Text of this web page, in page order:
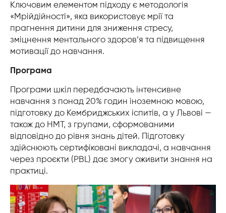
Ключовим елементом підходу є методологія
«Мрійдійності», яка використовує мрії та
прагнення дитини для зниження стресу,
зміцнення ментального здоров’я та підвищення
мотивації до навчання.
Програма
Програми шкіл передбачають інтенсивне
навчання з понад 20% годин іноземною мовою,
підготовку до Кембриджських іспитів, а у Львові —
також до НМТ, з групами, сформованими
відповідно до рівня знань дітей. Підготовку
здійснюють сертифіковані викладачі, а навчання
через проєкти (PBL) дає змогу оживити знання на
практиці.